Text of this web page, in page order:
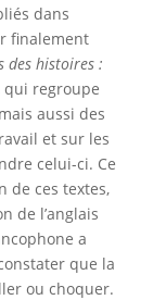
dans
finalement
des histoires :
qui regroupe
aussi des
et sur les
celui-ci. Ce
de ces textes,
de l’anglais
a
que la
ou choquer.